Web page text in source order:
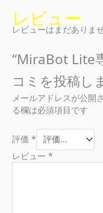
レビュー
レビューはまだありませ
“MiraBot Lite
コミを投稿し
メールアドレスが公開
る欄は必須項目です
評価 *
レビュー *